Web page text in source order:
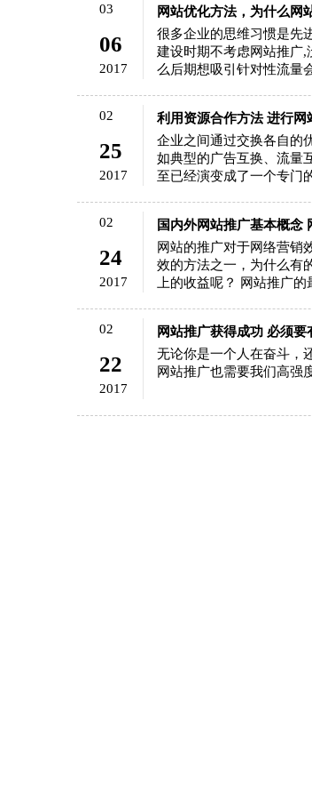
03
06
2017
网站优化方法，为什么网
很多企业的思维习惯是先
建设时期不考虑网站推广
么后期想吸引针对性流量
02
25
2017
利用资源合作方法 进行网
企业之间通过交换各自的
如典型的广告互换、流量
至已经演变成了一个专门
02
24
2017
国内外网站推广基本概念
网站的推广对于网络营销
效的方法之一，为什么有
上的收益呢？ 网站推广
02
22
2017
网站推广获得成功 必须要
无论你是一个人在奋斗，
网站推广也需要我们高强